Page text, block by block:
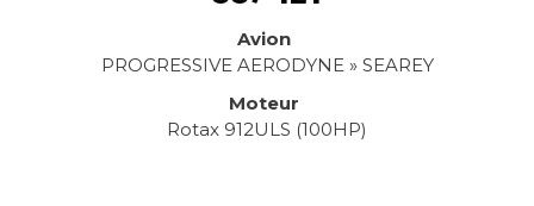
Avion
PROGRESSIVE AERODYNE » SEAREY
Moteur
Rotax 912ULS (100HP)